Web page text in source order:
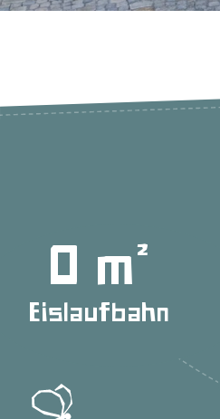
0
Eislaufbahn